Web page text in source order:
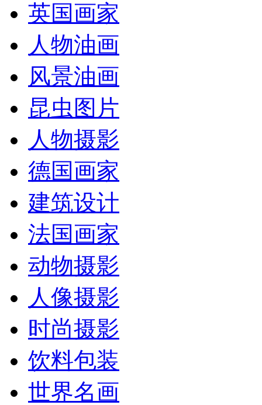
英国画家
人物油画
风景油画
昆虫图片
人物摄影
德国画家
建筑设计
法国画家
动物摄影
人像摄影
时尚摄影
饮料包装
世界名画